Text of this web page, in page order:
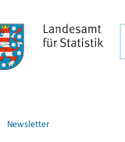
Newsletter